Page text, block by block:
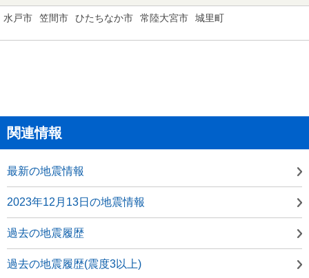
水戸市 笠間市 ひたちなか市 常陸大宮市 城里町
関連情報
最新の地震情報
2023年12月13日の地震情報
過去の地震履歴
過去の地震履歴(震度3以上)